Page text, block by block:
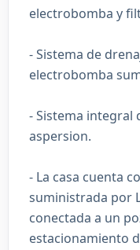
electrobomba y
- Sistema de
electrobomba
- Sistema
aspersion.
- La casa cuenta
suministrada por
conectada a un
estacionamiento